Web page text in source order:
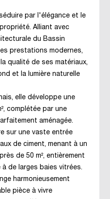
par l'élégance et le
Alliant avec
du Bassin
prestations modernes,
qualité de ses matériaux,
et la lumière naturelle
elle développe une
complétée par une
aménagée.
sur une vaste entrée
de ciment, menant à un
de 50 m², entièrement
de larges baies vitrées.
harmonieusement
pièce à vivre